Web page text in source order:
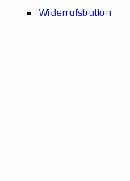
Widerrufsbutton